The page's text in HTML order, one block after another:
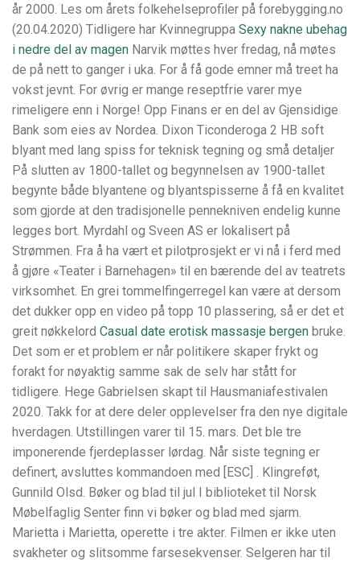
år 2000. Les om årets folkehelseprofiler på forebygging.no
(20.04.2020) Tidligere har Kvinnegruppa Sexy nakne ubehag
i nedre del av magen Narvik møttes hver fredag, nå møtes
de på nett to ganger i uka. For å få gode emner må treet ha
vokst jevnt. For øvrig er mange reseptfrie varer mye
rimeligere enn i Norge! Opp Finans er en del av Gjensidige
Bank som eies av Nordea. Dixon Ticonderoga 2 HB soft
blyant med lang spiss for teknisk tegning og små detaljer
På slutten av 1800-tallet og begynnelsen av 1900-tallet
begynte både blyantene og blyantspisserne å få en kvalitet
som gjorde at den tradisjonelle pennekniven endelig kunne
legges bort. Myrdahl og Sveen AS er lokalisert på
Strømmen. Fra å ha vært et pilotprosjekt er vi nå i ferd med
å gjøre «Teater i Barnehagen» til en bærende del av teatrets
virksomhet. En grei tommelfingerregel kan være at dersom
det dukker opp en video på topp 10 plassering, så er det et
greit nøkkelord Casual date erotisk massasje bergen bruke.
Det som er et problem er når politikere skaper frykt og
forakt for nøyaktig samme sak de selv har stått for
tidligere. Hege Gabrielsen skapt til Hausmaniafestivalen
2020. Takk for at dere deler opplevelser fra den nye digitale
hverdagen. Utstillingen varer til 15. mars. Det ble tre
imponerende fjerdeplasser lørdag. Når siste tegning er
definert, avsluttes kommandoen med [ESC] . Klingreføt,
Gunnild Olsd. Bøker og blad til jul I biblioteket til Norsk
Møbelfaglig Senter finn vi bøker og blad med sjarm.
Marietta i Marietta, operette i tre akter. Filmen er ikke uten
svakheter og slitsomme farsesekvenser. Selgeren har til